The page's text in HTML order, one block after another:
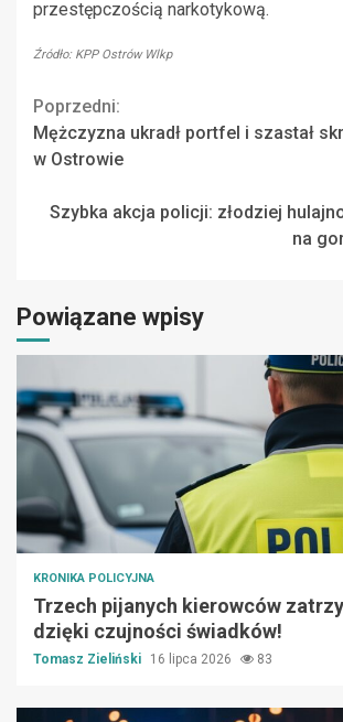
przestępczością narkotykową.
Źródło: KPP Ostrów Wlkp
Continue
Reading
Poprzedni:
Mężczyzna ukradł portfel i szastał
w Ostrowie
Szybka akcja policji: złodziej
na
Powiązane wpisy
KRONIKA POLICYJNA
Trzech pijanych kierowców
dzięki czujności świadków!
Tomasz Zieliński 16 lipca 2026 83